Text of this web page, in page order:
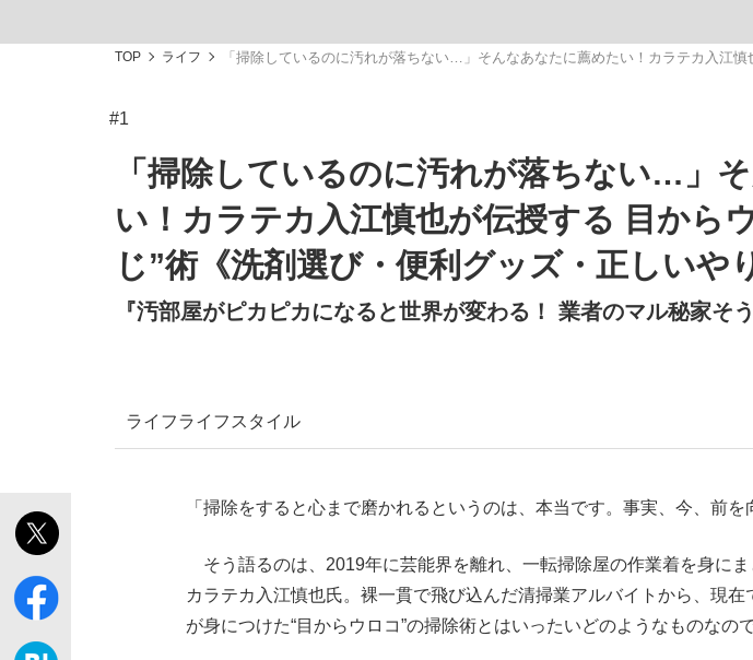
TOP ライフ 「掃除しているのに汚れが落ちない…」そんなあなたに薦めたい！カラテカ入江
#1
「掃除しているのに汚れが落ちない…」
い！カラテカ入江慎也が伝授する 目から
じ”術《洗剤選び・便利グッズ・正しいや
『汚部屋がピカピカになると世界が変わる！ 業者のマル秘家そ
ライフライフスタイル
「掃除をすると心まで磨かれるというのは、本当です。事実、今、前を
そう語るのは、2019年に芸能界を離れ、一転掃除屋の作業着を身に
カラテカ入江慎也氏。裸一貫で飛び込んだ清掃業アルバイトから、現
が身につけた“目からウロコ”の掃除術とはいったいどのようなものなの